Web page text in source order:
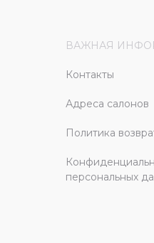
ВАЖНАЯ
Контакты
Адреса салонов
Политика
персональных